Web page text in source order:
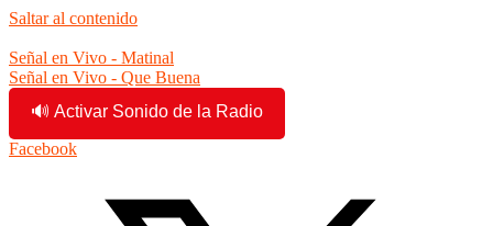
Saltar al contenido
Señal en Vivo - Matinal
Señal en Vivo - Que Buena
🔊 Activar Sonido de la Radio
Facebook